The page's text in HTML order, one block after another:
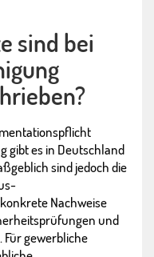
sind bei
gibt es in Deutschland
sind jedoch die
Nachweise
und
Für gewerbliche